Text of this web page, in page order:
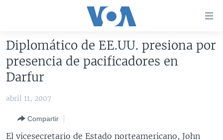
accesibilidad
contenido
Salte
principal
AMÉRICA DEL NORTE
EEUU
ELECCIONES EEUU 2024
VOA VERIFICA INMIGRACIÓN
ARGENTINA
CHINA EN AMÉRICA LATINA
Diplomático de EE.UU. presiona por
presencia de pacificadores en
Darfur
abril 11, 2007
Compartir
El vicesecretario de Estado norteamericano, John